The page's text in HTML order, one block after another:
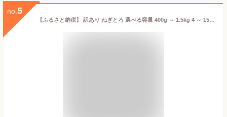
no. 5
【ふるさと納税】 訳あり ねぎとろ 選べる容量 400g ～ 1.5kg 4 ～ 15 パック ネギトロ丼 天然 マグロ 冷凍 小分け 個包装 大容量 便利 簡単 鮪 たたき 新鮮 海鮮丼 丼 寿司 おかず 惣菜 おつまみ 食べきり 1人前 三重県 伊勢 志摩市